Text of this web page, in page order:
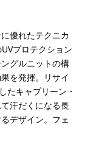
優れたテクニカ
プロテクション
グルニットの構
を発揮。リサイ
たキャプリーン・
汗だくになる長
デザイン。フェ